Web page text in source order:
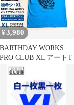
¥3,980
BARTHDAY WORKS
PRO CLUB XL アートT